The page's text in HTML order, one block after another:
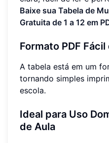
Baixe sua Tabela de
Gratuita de 1 a 12 em
Formato PDF
A tabela está em um
tornando simples
escola.
Ideal para Uso
de Aula